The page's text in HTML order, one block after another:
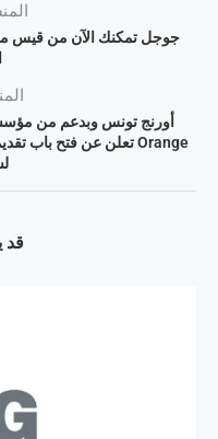
جوجل تمكنك الآن من قيس
قد